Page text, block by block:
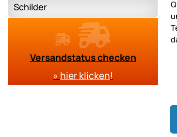
Schilder
Versandstatus checken
» hier klicken!